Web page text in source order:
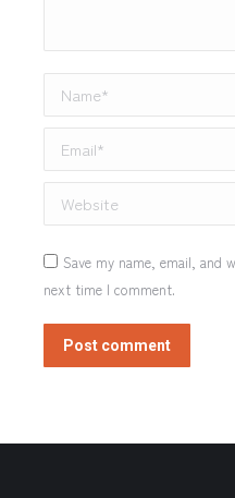
Name *
Email *
Website
Save my name, email,
next time I comment.
Post comment